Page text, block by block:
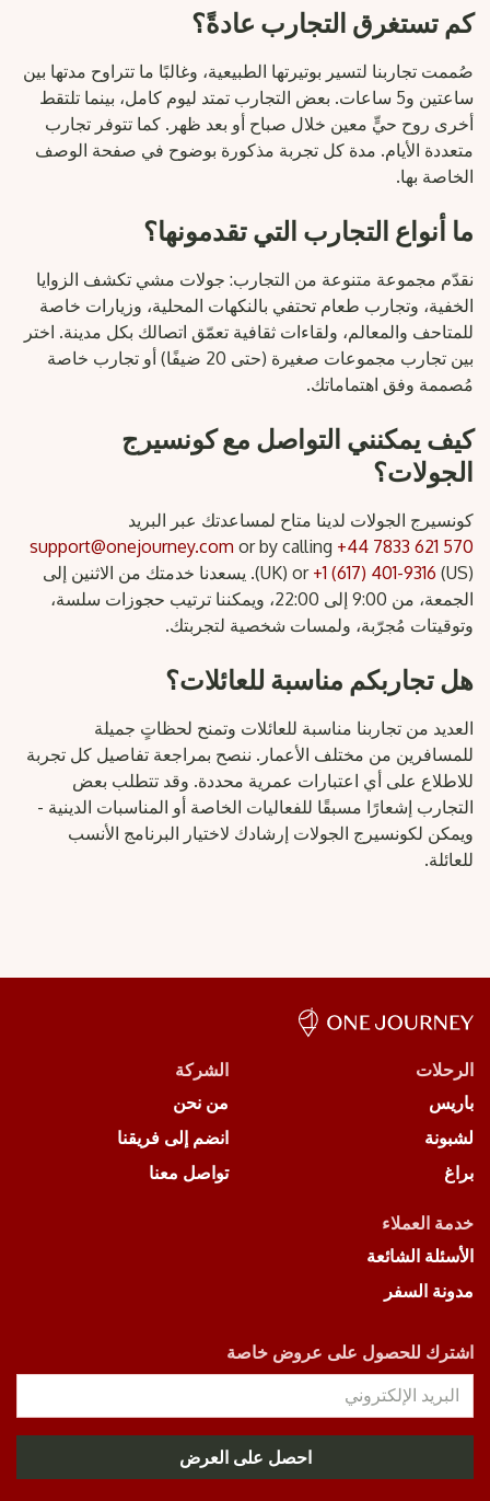
كم تستغرق التجارب عادةً؟
صُممت تجاربنا لتسير بوتيرتها الطبيعية، وغالبًا ما تتراوح مدتها بين
ساعتين و5 ساعات. بعض التجارب تمتد ليوم كامل، بينما تلتقط
أخرى روح حيٍّ معين خلال صباح أو بعد ظهر. كما تتوفر تجارب
متعددة الأيام. مدة كل تجربة مذكورة بوضوح في صفحة الوصف
الخاصة بها.
ما أنواع التجارب التي تقدمونها؟
نقدّم مجموعة متنوعة من التجارب: جولات مشي تكشف الزوايا
الخفية، وتجارب طعام تحتفي بالنكهات المحلية، وزيارات خاصة
للمتاحف والمعالم، ولقاءات ثقافية تعمّق اتصالك بكل مدينة. اختر
بين تجارب مجموعات صغيرة (حتى 20 ضيفًا) أو تجارب خاصة
مُصممة وفق اهتماماتك.
كيف يمكنني التواصل مع كونسيرج
الجولات؟
كونسيرج الجولات لدينا متاح لمساعدتك عبر البريد
support@onejourney.com or by calling +44 7833 621 570
(UK) or +1 (617) 401-9316
(US). يسعدنا خدمتك من الاثنين إلى
الجمعة، من 9:00 إلى 22:00، ويمكننا ترتيب حجوزات سلسة،
وتوقيتات مُجرّبة، ولمسات شخصية لتجربتك.
هل تجاربكم مناسبة للعائلات؟
العديد من تجاربنا مناسبة للعائلات وتمنح لحظاتٍ جميلة
للمسافرين من مختلف الأعمار. ننصح بمراجعة تفاصيل كل تجربة
للاطلاع على أي اعتبارات عمرية محددة. وقد تتطلب بعض
التجارب إشعارًا مسبقًا للفعاليات الخاصة أو المناسبات الدينية -
ويمكن لكونسيرج الجولات إرشادك لاختيار البرنامج الأنسب
للعائلة.
الرحلات
باريس
لشبونة
براغ
الشركة
من نحن
انضم إلى فريقنا
تواصل معنا
خدمة العملاء
الأسئلة الشائعة
مدونة السفر
اشترك للحصول على عروض خاصة
احصل على العرض